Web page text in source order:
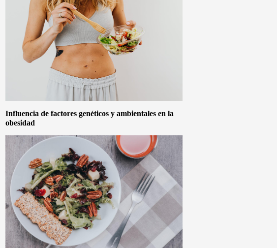
Influencia de factores genéticos y ambientales en la
obesidad